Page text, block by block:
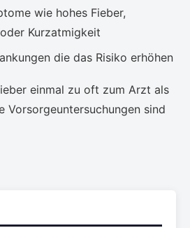
wie hohes Fieber,
Kurzatmigkeit
die das Risiko erhöhen
einmal zu oft zum Arzt als
Vorsorgeuntersuchungen sind